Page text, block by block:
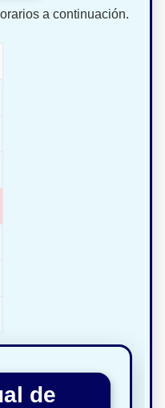
a continuación.
de